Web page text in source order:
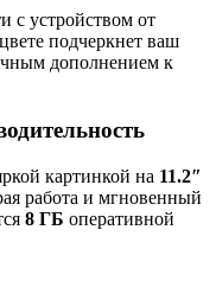
с устройством от
цвете подчеркнет ваш
дополнением к
картинкой на 11.2″
работа и мгновенный
8 ГБ оперативной